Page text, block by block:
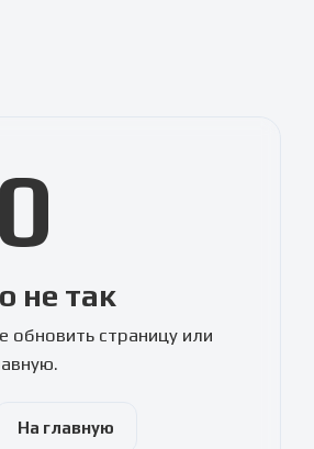
не так
страницу или
На главную